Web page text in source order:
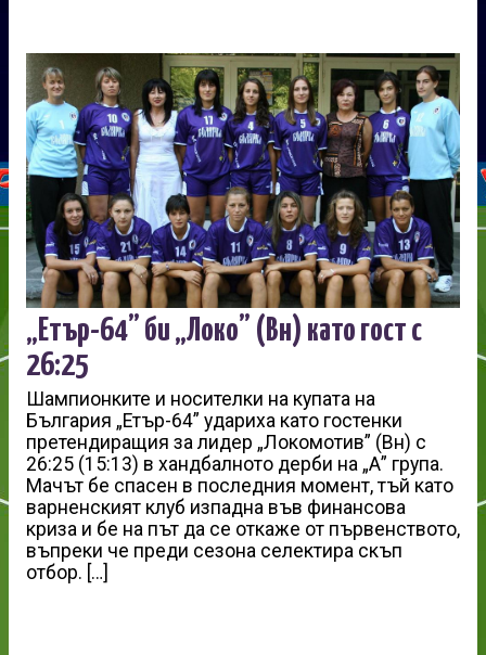
„Етър-64” би „Локо” (Вн) като гост с
26:25
Шампионките и носителки на купата на
България „Етър-64” удариха като гостенки
претендиращия за лидер „Локомотив” (Вн) с
26:25 (15:13) в хандбалното дерби на „А” група.
Мачът бе спасен в последния момент, тъй като
варненският клуб изпадна във финансова
криза и бе на път да се откаже от първенството,
въпреки че преди сезона селектира скъп
отбор. […]